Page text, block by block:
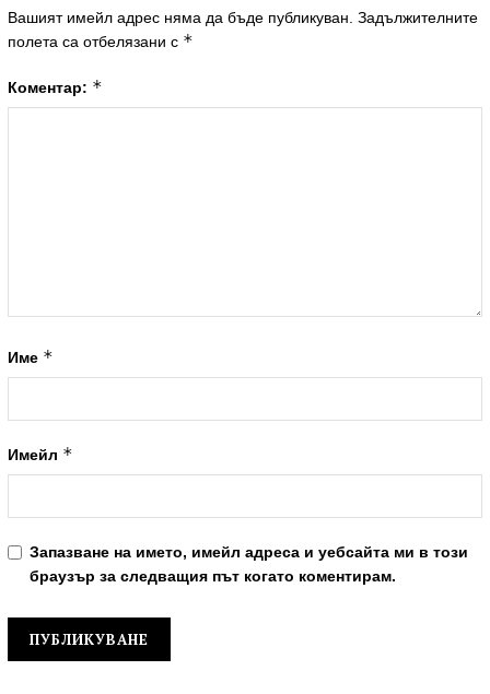
Вашият имейл адрес няма да бъде публикуван. Задължителните
полета са отбелязани с *
Коментар: *
Име *
Имейл *
Запазване на името, имейл адреса и уебсайта ми в този
браузър за следващия път когато коментирам.